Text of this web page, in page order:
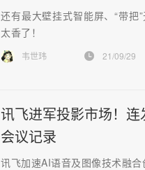
还有最大壁挂式智能屏、“带
太香了！
韦世玮 21/09/29
讯飞进军投影市场！
会议记录
讯飞加速AI语音及图像技术融合